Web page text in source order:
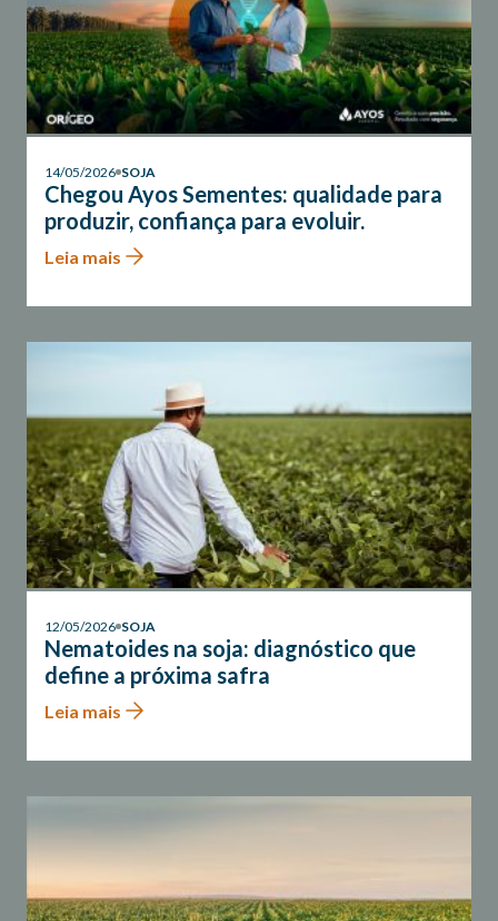
14/05/2026 SOJA
Chegou Ayos Sementes: qualidade para
produzir, confiança para evoluir.
Leia mais
12/05/2026 SOJA
Nematoides na soja: diagnóstico que
define a próxima safra
Leia mais